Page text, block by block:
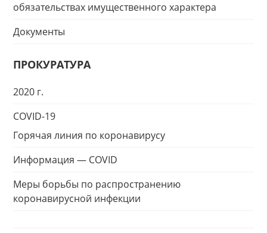
обязательствах имущественного характера
Документы
ПРОКУРАТУРА
2020 г.
COVID-19
Горячая линия по коронавирусу
Информация — COVID
Меры борьбы по распространению
коронавирусной инфекции